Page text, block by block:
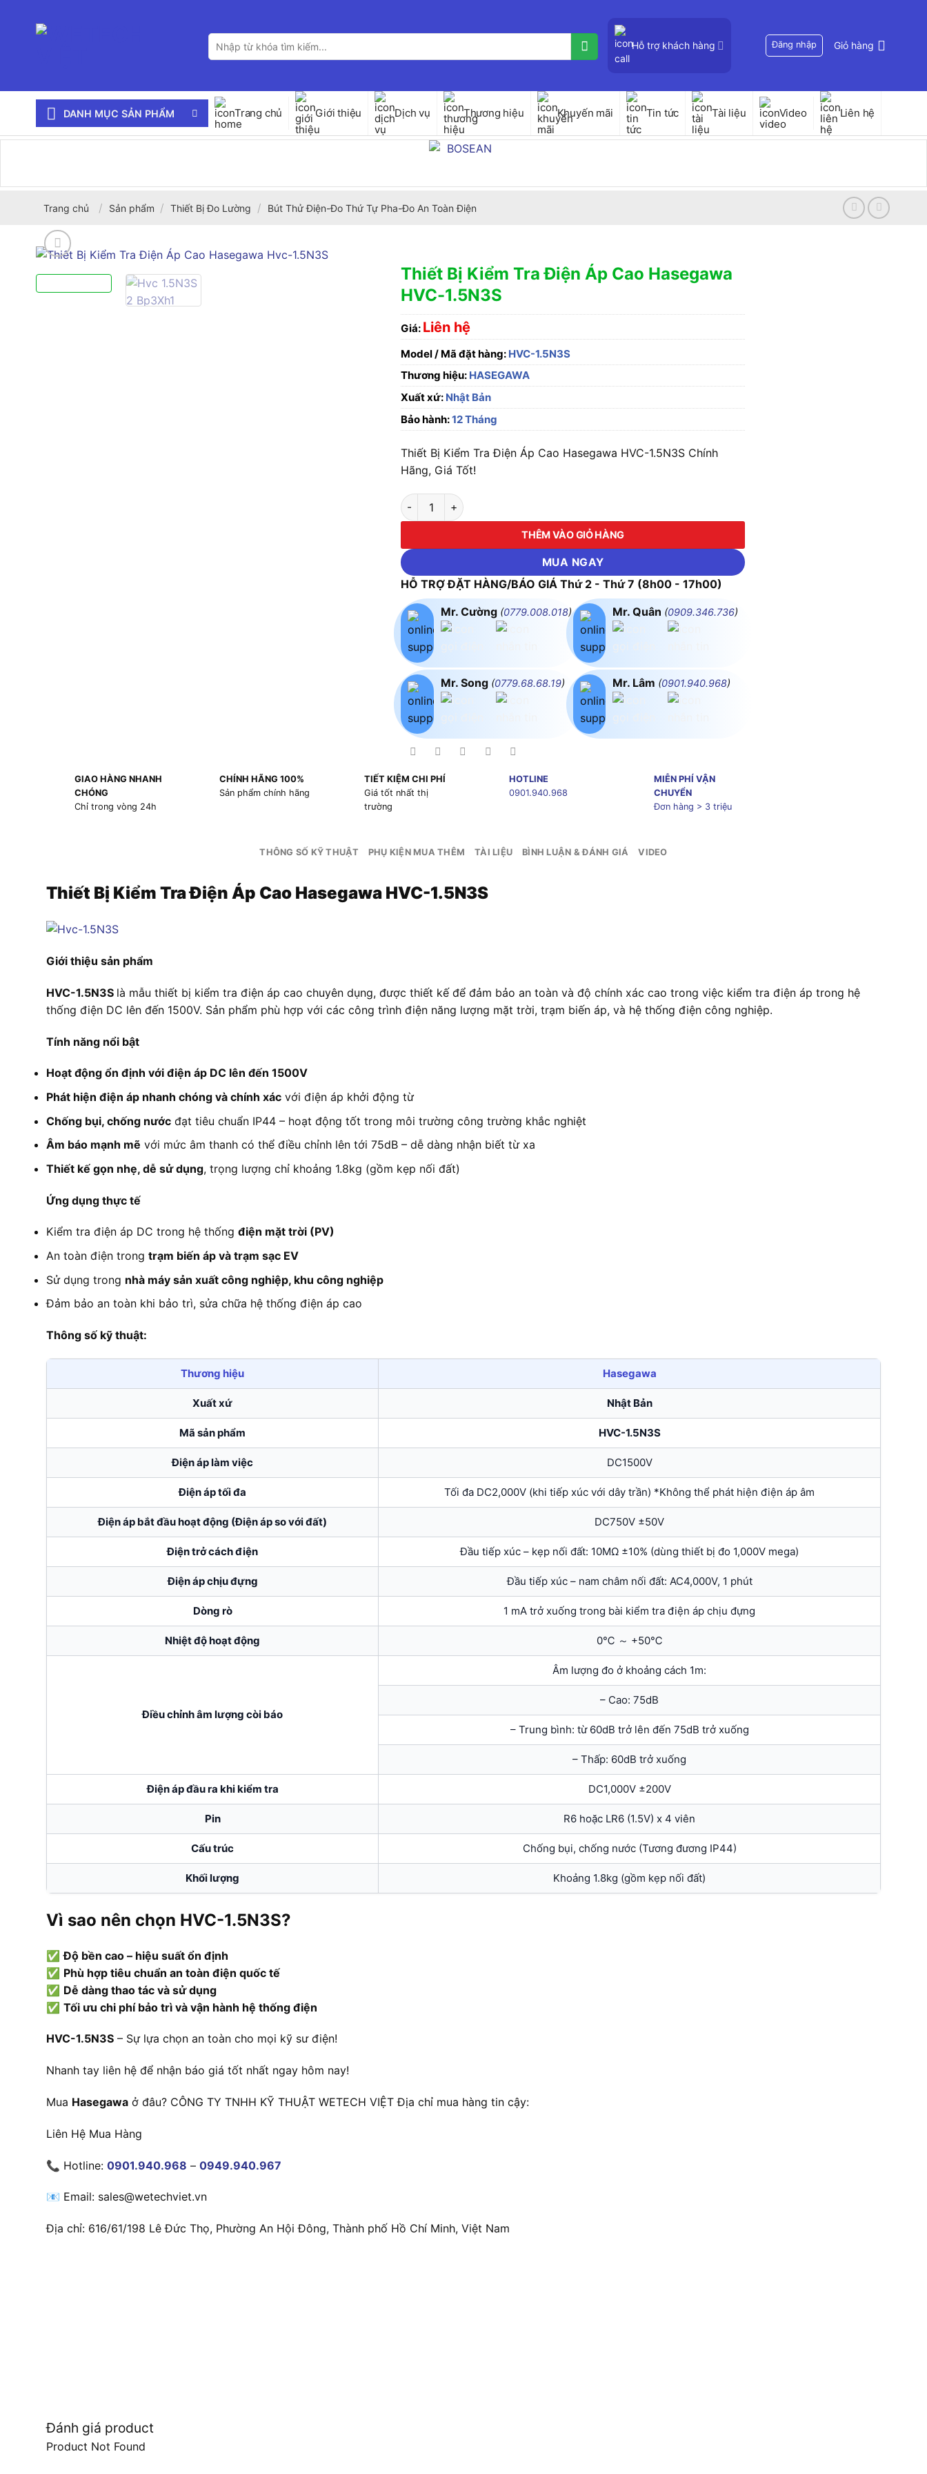
Tìm
kiếm:
Hỗ trợ khách hàng Đăng nhập Giỏ hàng
DANH MỤC SẢN PHẨM Trang chủ Giới thiệu Dịch vụ Thương hiệu Khuyến mãi Tin tức Tài liệu Video Liên hệ
Trang chủ / Sản phẩm / Thiết Bị Đo Lường / Bút Thử Điện-Đo Thứ Tự Pha-Đo An Toàn Điện
Thiết Bị Kiểm Tra Điện Áp Cao Hasegawa
HVC-1.5N3S
Giá: Liên hệ
Model / Mã đặt hàng: HVC-1.5N3S
Thương hiệu: HASEGAWA
Xuất xứ: Nhật Bản
Bảo hành:12 Tháng
Thiết Bị Kiểm Tra Điện Áp Cao Hasegawa HVC-1.5N3S Chính
Hãng, Giá Tốt!
Thiết Bị Kiểm Tra Điện Áp Cao Hasegawa HVC-1.5N3S số lượng
THÊM VÀO GIỎ HÀNG
MUA NGAY
HỖ TRỢ ĐẶT HÀNG/BÁO GIÁ Thứ 2 - Thứ 7 (8h00 - 17h00)
Mr. Cường (0779.008.018)
Mr. Song (0779.68.68.19)
Mr. Quân (0909.346.736)
Mr. Lâm (0901.940.968)
GIAO HÀNG NHANH
CHÓNG
Chỉ trong vòng 24h
CHÍNH HÃNG 100%
Sản phẩm chính hãng
TIẾT KIỆM CHI PHÍ
Giá tốt nhất thị
trường
HOTLINE
0901.940.968
MIỄN PHÍ VẬN
CHUYỂN
Đơn hàng > 3 triệu
THÔNG SỐ KỸ THUẬT PHỤ KIỆN MUA THÊM TÀI LIỆU BÌNH LUẬN & ĐÁNH GIÁ VIDEO
Thiết Bị Kiểm Tra Điện Áp Cao Hasegawa HVC-1.5N3S
Giới thiệu sản phẩm
HVC-1.5N3S là mẫu thiết bị kiểm tra điện áp cao chuyên dụng, được thiết kế để đảm bảo an toàn và độ chính xác cao trong việc kiểm tra điện áp trong hệ
thống điện DC lên đến 1500V. Sản phẩm phù hợp với các công trình điện năng lượng mặt trời, trạm biến áp, và hệ thống điện công nghiệp.
Tính năng nổi bật
Hoạt động ổn định với điện áp DC lên đến 1500V
Phát hiện điện áp nhanh chóng và chính xác với điện áp khởi động từ
Chống bụi, chống nước đạt tiêu chuẩn IP44 – hoạt động tốt trong môi trường công trường khắc nghiệt
Âm báo mạnh mẽ với mức âm thanh có thể điều chỉnh lên tới 75dB – dễ dàng nhận biết từ xa
Thiết kế gọn nhẹ, dễ sử dụng, trọng lượng chỉ khoảng 1.8kg (gồm kẹp nối đất)
Ứng dụng thực tế
Kiểm tra điện áp DC trong hệ thống điện mặt trời (PV)
An toàn điện trong trạm biến áp và trạm sạc EV
Sử dụng trong nhà máy sản xuất công nghiệp, khu công nghiệp
Đảm bảo an toàn khi bảo trì, sửa chữa hệ thống điện áp cao
Thông số kỹ thuật:
Thương hiệu Hasegawa
Xuất xứ Nhật Bản
Mã sản phẩm HVC-1.5N3S
Điện áp làm việc DC1500V
Điện áp tối đa Tối đa DC2,000V (khi tiếp xúc với dây trần) *Không thể phát hiện điện áp âm
Điện áp bắt đầu hoạt động (Điện áp so với đất) DC750V ±50V
Điện trở cách điện Đầu tiếp xúc – kẹp nối đất: 10MΩ ±10% (dùng thiết bị đo 1,000V mega)
Điện áp chịu đựng Đầu tiếp xúc – nam châm nối đất: AC4,000V, 1 phút
Dòng rò 1 mA trở xuống trong bài kiểm tra điện áp chịu đựng
Nhiệt độ hoạt động 0℃ ～ +50℃
Điều chỉnh âm lượng còi báo
Âm lượng đo ở khoảng cách 1m:
– Cao: 75dB
– Trung bình: từ 60dB trở lên đến 75dB trở xuống
– Thấp: 60dB trở xuống
Điện áp đầu ra khi kiểm tra DC1,000V ±200V
Pin R6 hoặc LR6 (1.5V) x 4 viên
Cấu trúc Chống bụi, chống nước (Tương đương IP44)
Khối lượng Khoảng 1.8kg (gồm kẹp nối đất)
Vì sao nên chọn HVC-1.5N3S?
✅Độ bền cao – hiệu suất ổn định
✅ Phù hợp tiêu chuẩn an toàn điện quốc tế
✅ Dễ dàng thao tác và sử dụng
✅ Tối ưu chi phí bảo trì và vận hành hệ thống điện
HVC-1.5N3S – Sự lựa chọn an toàn cho mọi kỹ sư điện!
Nhanh tay liên hệ để nhận báo giá tốt nhất ngay hôm nay!
Mua Hasegawa ở đâu? CÔNG TY TNHH KỸ THUẬT WETECH VIỆT Địa chỉ mua hàng tin cậy:
Liên Hệ Mua Hàng
📞 Hotline: 0901.940.968 – 0949.940.967
📧 Email: sales@wetechviet.vn
Địa chỉ: 616/61/198 Lê Đức Thọ, Phường An Hội Đông, Thành phố Hồ Chí Minh, Việt Nam
Đánh giá product
Product Not Found